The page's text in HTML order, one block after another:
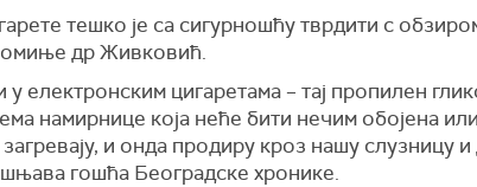
тешко је са сигурношћу тврдити с
др Живковић.
у електронским цигаретама – тај пропилен
намирнице која неће бити нечим обојена
загревају, и онда продиру кроз нашу слузницу
гошћа Београдске хронике.